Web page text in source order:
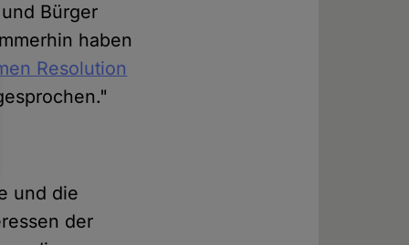
Bürger
haben
Resolution
und die
der